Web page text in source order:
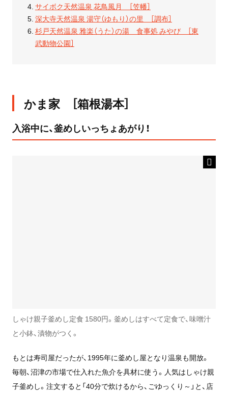
サイボク天然温泉 花鳥風月 ［笠幡］
深大寺天然温泉 湯守（ゆもり）の里 ［調布］
杉戸天然温泉 雅楽（うた）の湯 食事処 みやび ［東
武動物公園］
かま家 ［箱根湯本］
入浴中に、釜めしいっちょあがり！
しゃけ親子釜めし定食 1580円。釜めしはすべて定食で、味噌汁
と小鉢、漬物がつく。
もとは寿司屋だったが、1995年に釜めし屋となり温泉も開放。
毎朝、沼津の市場で仕入れた魚介を具材に使う。人気はしゃけ親
子釜めし。注文すると「40分で炊けるから、ごゆっくり～」と、店